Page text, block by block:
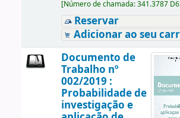
[Número de chamada:341.3787
Reservar
Adicionar ao seu
Documento de
Trabalho nº
002/2019 :
Probabilidade de
investigação e